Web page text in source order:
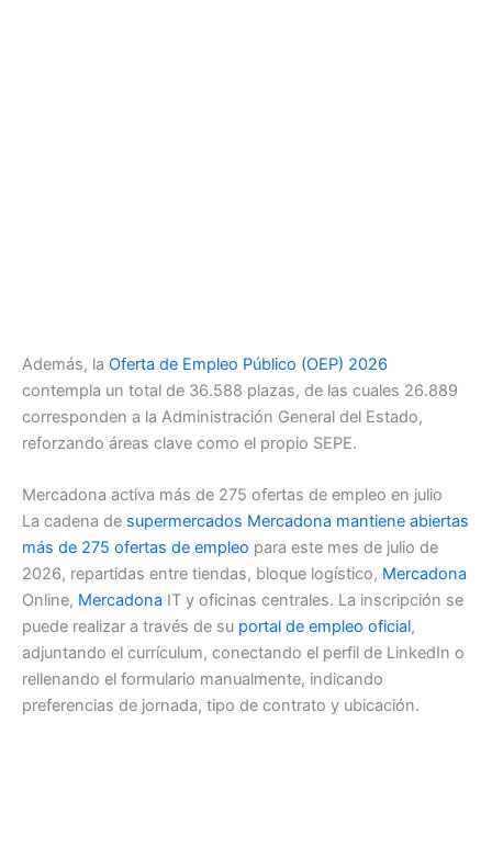
Además, la Oferta de Empleo Público (OEP) 2026
contempla un total de 36.588 plazas, de las cuales 26.889
corresponden a la Administración General del Estado,
reforzando áreas clave como el propio SEPE.
Mercadona activa más de 275 ofertas de empleo en julio
La cadena de supermercados Mercadona mantiene abiertas
más de 275 ofertas de empleo para este mes de julio de
2026, repartidas entre tiendas, bloque logístico, Mercadona
Online, Mercadona IT y oficinas centrales. La inscripción se
puede realizar a través de su portal de empleo oficial,
adjuntando el currículum, conectando el perfil de LinkedIn o
rellenando el formulario manualmente, indicando
preferencias de jornada, tipo de contrato y ubicación.